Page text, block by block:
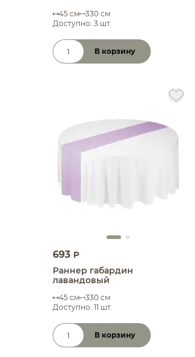
45 см
330 см
Доступно: 3 шт.
Количество товара
В корзину
693 P
Раннер габардин
лавандовый
45 см
330 см
Доступно: 11 шт.
Количество товара
В корзину